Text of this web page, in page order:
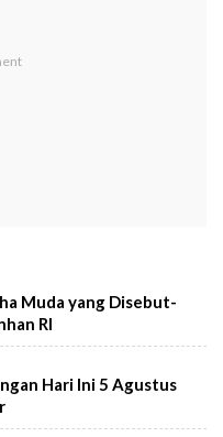
Muda yang Disebut-
RI
Hari Ini 5 Agustus